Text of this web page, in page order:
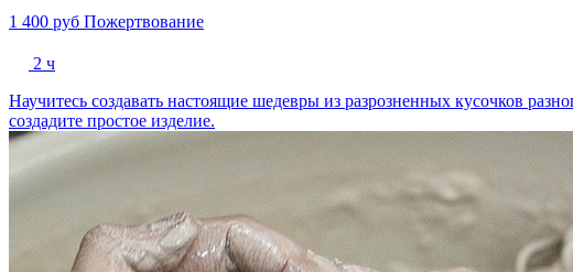
1 400 руб Пожертвование
2 ч
Научитесь создавать настоящие шедевры из разрозненных кусочков
создадите простое изделие.